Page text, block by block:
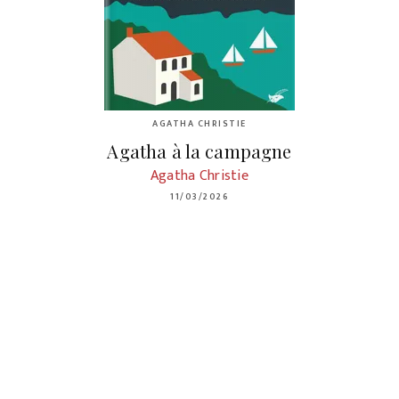
AGATHA CHRISTIE
Agatha à la campagne
Agatha Christie
11/03/2026